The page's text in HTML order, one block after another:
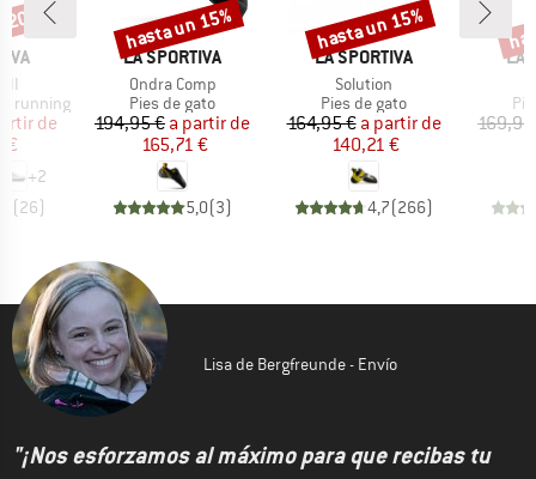
III
running
reducido
de
€
+2
(26)
MARCA
LA SPORTIVA
Artículo
Ondra Comp
Product group
Pies de gato
Precio
194,95 € Precio reducido
a partir de
165,71 €
5,0(3)
Descuento
hasta un 15%
MARCA
LA SPORTIVA
Artículo
Solution
Product group
Pies de gato
Precio
164,95 € Precio reducido
a partir de
140,21 €
4,7(266)
Descuento
hasta un 15%
LA
Lisa de Bergfreunde - Envío
"¡Nos esforzamos al máximo para que recibas tu